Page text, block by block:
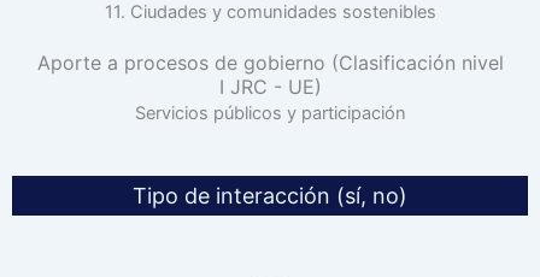
11. Ciudades y comunidades sostenibles
Aporte a procesos de gobierno (Clasificación nivel
I JRC - UE)
Servicios públicos y participación
Tipo de interacción (sí, no)